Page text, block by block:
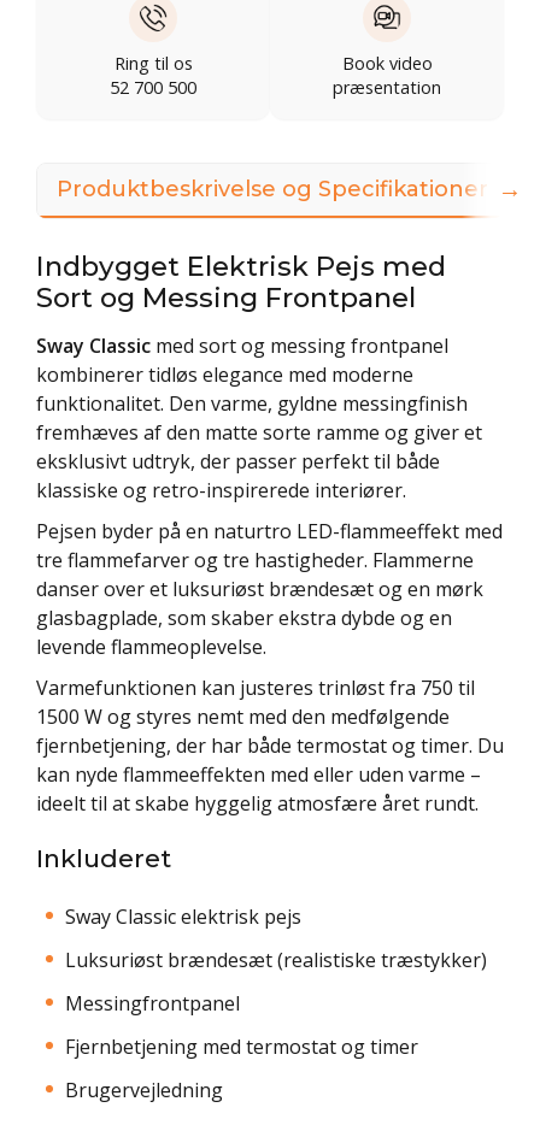
Ring til os
52 700 500
Book video
præsentation
Produktbeskrivelse og Specifikationer
Indbygget Elektrisk Pejs med
Sort og Messing Frontpanel
Sway Classic med sort og messing frontpanel
kombinerer tidløs elegance med moderne
funktionalitet. Den varme, gyldne messingfinish
fremhæves af den matte sorte ramme og giver et
eksklusivt udtryk, der passer perfekt til både
klassiske og retro-inspirerede interiører.
Pejsen byder på en naturtro LED-flammeeffekt med
tre flammefarver og tre hastigheder. Flammerne
danser over et luksuriøst brændesæt og en mørk
glasbagplade, som skaber ekstra dybde og en
levende flammeoplevelse.
Varmefunktionen kan justeres trinløst fra 750 til
1500 W og styres nemt med den medfølgende
fjernbetjening, der har både termostat og timer. Du
kan nyde flammeeffekten med eller uden varme –
ideelt til at skabe hyggelig atmosfære året rundt.
Inkluderet
Sway Classic elektrisk pejs
Luksuriøst brændesæt (realistiske træstykker)
Messingfrontpanel
Fjernbetjening med termostat og timer
Brugervejledning
→